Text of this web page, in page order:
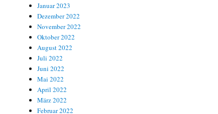
Januar 2023
Dezember 2022
November 2022
Oktober 2022
August 2022
Juli 2022
Juni 2022
Mai 2022
April 2022
März 2022
Februar 2022